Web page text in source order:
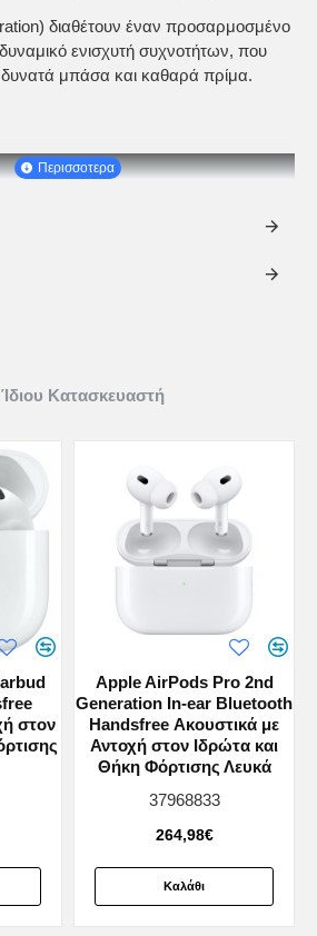
διαθέτουν έναν προσαρμοσμένο
ενισχυτή συχνοτήτων, που
μπάσα και καθαρά πρίμα.
EQ
χρησιμοποιούν την τεχνολογία
τον ήχο σε πραγματικό χρόνο,
AirPod εφαρμόζουν όταν τα φοράς.
στραμμένο προς το εσωτερικό
και στη συνέχεια το Adaptive EQ,
επεξεργασίας, ρυθμίζει τις
συχνότητες για να αναπληρώσει τις
της διαφοροποίησης στην εφαρμογή
στο αυτί σου.
Ίδιου Κατασκευαστή
στον
37968833
Apple AirPods Pro 2nd
Generation In-ear Bluetooth
Handsfree Ακουστικά με
Αντοχή στον Ιδρώτα και
Θήκη Φόρτισης Λευκά
264,98€
Καλάθι